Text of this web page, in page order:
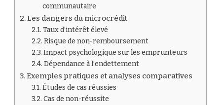
communautaire
Les dangers du microcrédit
Taux d’intérêt élevé
Risque de non-remboursement
Impact psychologique sur les emprunteurs
Dépendance à l’endettement
Exemples pratiques et analyses comparatives
Études de cas réussies
Cas de non-réussite